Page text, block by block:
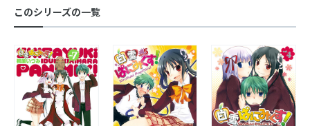
このシリーズの一覧